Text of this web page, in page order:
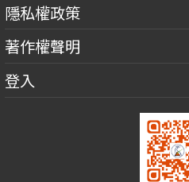
隱私權政策
著作權聲明
登入